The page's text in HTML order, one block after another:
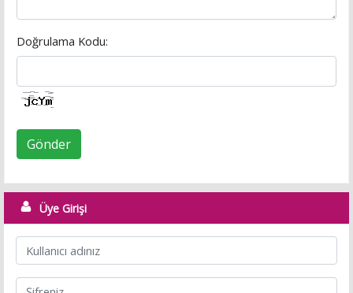
Doğrulama Kodu:
Gönder
Üye Girişi